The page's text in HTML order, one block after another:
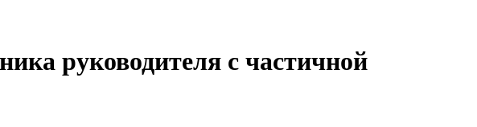
руководителя с частичной